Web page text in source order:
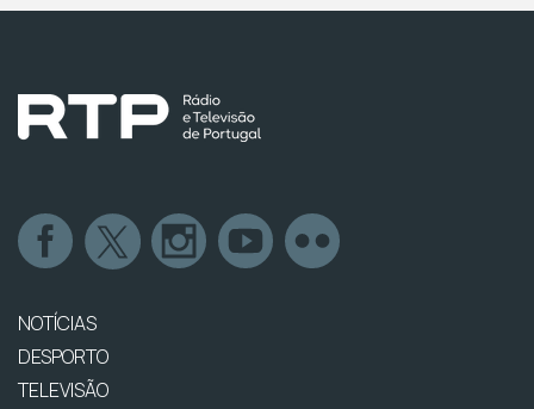
NOTÍCIAS
DESPORTO
TELEVISÃO